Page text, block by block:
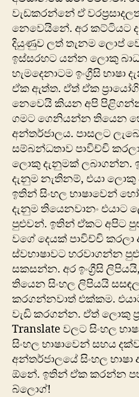
වැඩකරන්නේ ඒ
නෙවෙයිනේ. අර කට්ටියට
දියුණුව ලත් තැනම ලොප්
ඉස්සරහට යන්න ලොකු
හැමදෙනාටම ඉංග්‍රීසි
ඒක ඇත්ත. ඒත් ඒක
නෙවෙයි කියන අපි
ගමට ගෙනියන්න තියෙන
අන්තර්ජාලය. පාසලට
සම්බන්ධතාව පාවිච්චි
ලොකු දැනුමක් ලබාගන්න.
දැනුම නැතිනම්, එයා ලොකු
ඉතින් සිංහල භාෂාවෙන්
දැනුම තියෙනවානං
පුළුවන්. ඉතින් ඒකට අපිට
වගේ දෙයක් පාවිච්චි
ස්වභාෂාවට හරවාගන්න
සකසන්න. අර ඉංග්‍රීසි
තියෙන සිංහල ලිපියයි
කරගන්නවාත් එක්කම.
වැඩි කරගන්න. ඒත් ලොකු
Translate වලට සිංහල
සිංහල භාෂාවෙන් සහය
අන්තර්ජාලයේ සිංහල
ඕනේ. ඉතින් ඒක කරන්න
බ්ලොග්!